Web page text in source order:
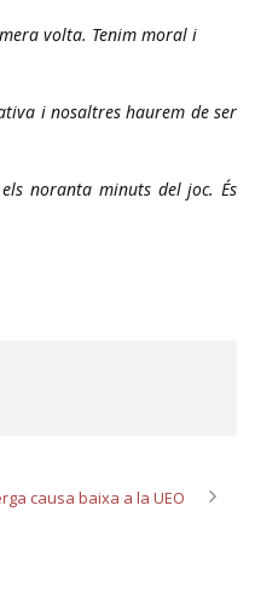
volta. Tenim moral i
i nosaltres haurem de ser
noranta minuts del joc. És
causa baixa a la UEO